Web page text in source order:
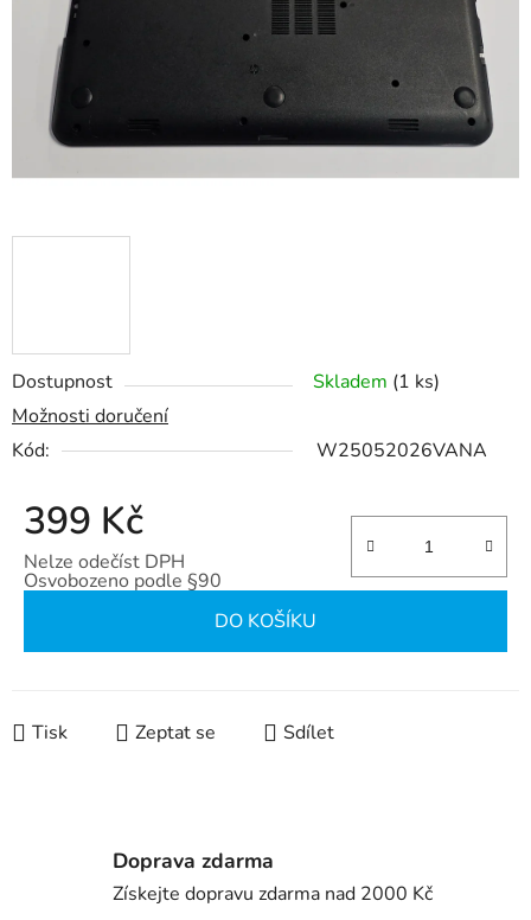
Dostupnost Skladem (1 ks)
Možnosti doručení
Kód:
W25052026VANA
399 Kč
Nelze odečíst DPH
Osvobozeno podle §90
DO KOŠÍKU
Tisk Zeptat se Sdílet
hvězdiček.
Doprava zdarma
Získejte dopravu zdarma nad 2000 Kč